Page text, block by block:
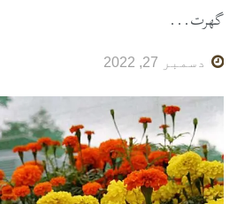
گھرت...
دسمبر 27, 2022